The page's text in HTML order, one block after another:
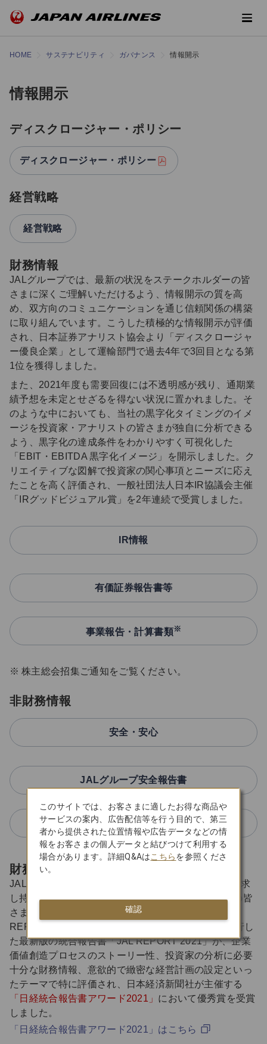
HOME サステナビリティ ガバナンス 情報開示
情報開示
ディスクロージャー・ポリシー
ディスクロージャー・ポリシー
経営戦略
経営戦略
財務情報
JALグループでは、最新の状況をステークホルダーの皆
さまに深くご理解いただけるよう、情報開示の質を高
め、双方向のコミュニケーションを通じ信頼関係の構築
に取り組んでいます。こうした積極的な情報開示が評価
され、日本証券アナリスト協会より「ディスクロージャ
ー優良企業」として運輸部門で過去4年で3回目となる第
1位を獲得しました。
また、2021年度も需要回復には不透明感が残り、通期業
績予想を未定とせざるを得ない状況に置かれました。そ
のような中においても、当社の黒字化タイミングのイメ
ージを投資家・アナリストの皆さまが独自に分析できる
よう、黒字化の達成条件をわかりやすく可視化した
「EBIT・EBITDA 黒字化イメージ」を開示しました。ク
リエイティブな図解で投資家の関心事項とニーズに応え
たことを高く評価され、一般社団法人日本IR協議会主催
「IRグッドビジュアル賞」を2年連続で受賞しました。
IR情報
有価証券報告書等
事業報告・計算書類※
株主総会招集ご通知をご覧ください。
非財務情報
安全・安心
JALグループ安全報告書
サステナビリティ
財務情報と非財務情報
JALグループは、経済的価値と社会的価値の両立を追求
し持続的に成長する姿を、幅広いステークホルダーの皆
さまにご理解いただくため、統合報告書「JAL
REPORT」を毎年発行しています。2021年9月に発行し
た最新版の統合報告書「JAL REPORT 2021」が、企業
価値創造プロセスのストーリー性、投資家の分析に必要
十分な財務情報、意欲的で緻密な経営計画の設定といっ
たテーマで特に評価され、日本経済新聞社が主催する
「日経統合報告書アワード2021」 において優秀賞を受賞
しました。
「日経統合報告書アワード2021」はこちら
このサイトでは、お客さまに適したお得な商品や
サービスの案内、広告配信等を行う目的で、第三
者から提供された位置情報や広告データなどの情
報をお客さまの個人データと結びつけて利用する
場合があります。詳細Q&Aはこちらを参照くださ
い。
確認